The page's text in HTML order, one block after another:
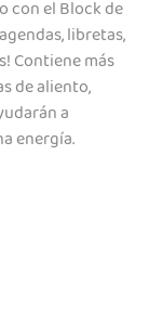
con el Block de
libretas,
Contiene más
de aliento,
a
energía.